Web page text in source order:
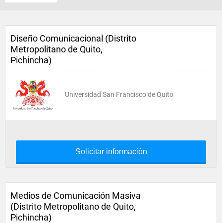
Diseño Comunicacional (Distrito
Metropolitano de Quito,
Pichincha)
Universidad San Francisco de Quito
Solicitar información
Medios de Comunicación Masiva
(Distrito Metropolitano de Quito,
Pichincha)